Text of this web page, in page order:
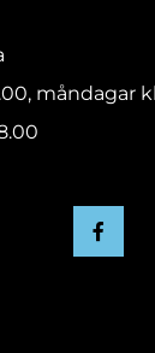
måndagar